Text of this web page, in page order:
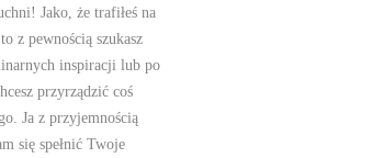
Jako, że trafiłeś na
z pewnością szukasz
inspiracji lub po
przyrządzić coś
Ja z przyjemnością
się spełnić Twoje